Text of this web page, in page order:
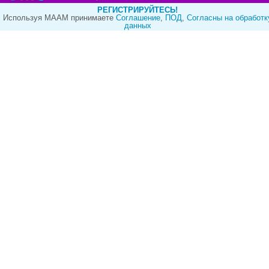
РЕГИСТРИРУЙТЕСЬ!
Используя МААМ принимаете Cоглашение, ПОД, Согласны на
данных